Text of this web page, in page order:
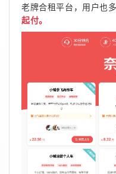
老牌合租平台，用户也
起付。